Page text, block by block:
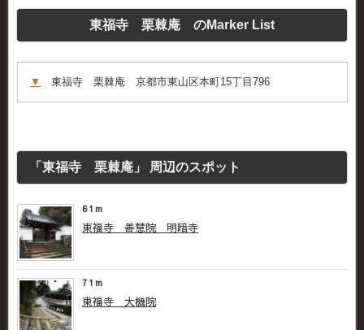
東福寺 栗棘庵 のMarker List
▼ 東福寺 栗棘庵 京都市東山区本町15丁目796
「東福寺 栗棘庵」 周辺のスポット
61m
東福寺 善慧院 明暗寺
71m
東福寺 大機院